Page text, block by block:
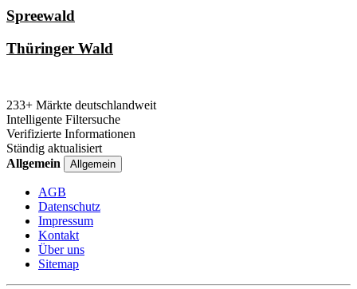
Spreewald
Thüringer Wald
233+ Märkte deutschlandweit
Intelligente Filtersuche
Verifizierte Informationen
Ständig aktualisiert
Allgemein
Allgemein
AGB
Datenschutz
Impressum
Kontakt
Über uns
Sitemap